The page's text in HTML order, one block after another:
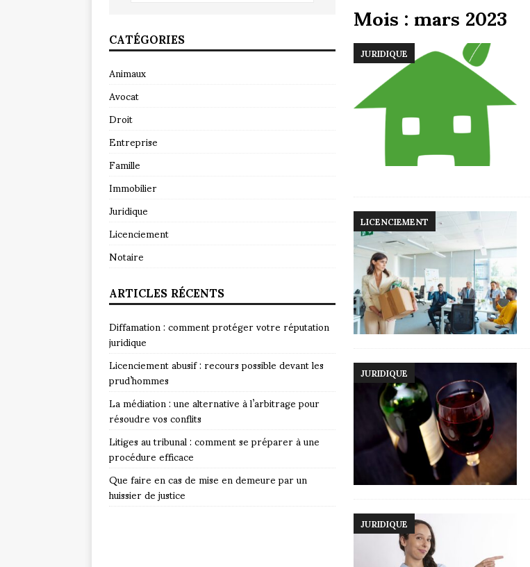
Mois :mars 2023
JURIDIQUE
LICENCIEMENT
JURIDIQUE
JURIDIQUE
CATÉGORIES
Animaux
Avocat
Droit
Entreprise
Famille
Immobilier
Juridique
Licenciement
Notaire
ARTICLES RÉCENTS
Diffamation : comment protéger votre réputation
juridique
Licenciement abusif : recours possible devant les
prud’hommes
La médiation : une alternative à l’arbitrage pour
résoudre vos conflits
Litiges au tribunal : comment se préparer à une
procédure efficace
Que faire en cas de mise en demeure par un
huissier de justice